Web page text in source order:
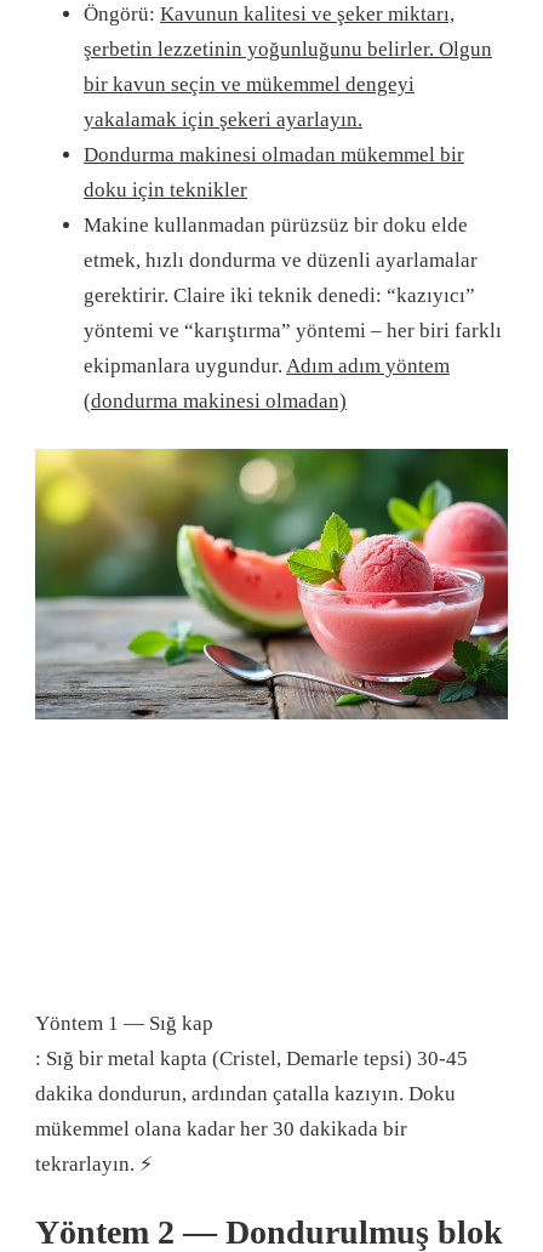
Öngörü: Kavunun kalitesi ve şeker miktarı,
şerbetin lezzetinin yoğunluğunu belirler. Olgun
bir kavun seçin ve mükemmel dengeyi
yakalamak için şekeri ayarlayın.
Dondurma makinesi olmadan mükemmel bir
doku için teknikler
Makine kullanmadan pürüzsüz bir doku elde
etmek, hızlı dondurma ve düzenli ayarlamalar
gerektirir. Claire iki teknik denedi: “kazıyıcı”
yöntemi ve “karıştırma” yöntemi – her biri farklı
ekipmanlara uygundur. Adım adım yöntem
(dondurma makinesi olmadan)
Yöntem 1 — Sığ kap
: Sığ bir metal kapta (Cristel, Demarle tepsi) 30-45
dakika dondurun, ardından çatalla kazıyın. Doku
mükemmel olana kadar her 30 dakikada bir
tekrarlayın. ⚡
Yöntem 2 — Dondurulmuş blok